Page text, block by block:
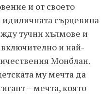
и от своето
идиличната сърцевина
тучни хълмове и
и най-
Монблан.
му мечта да
– мечта, която